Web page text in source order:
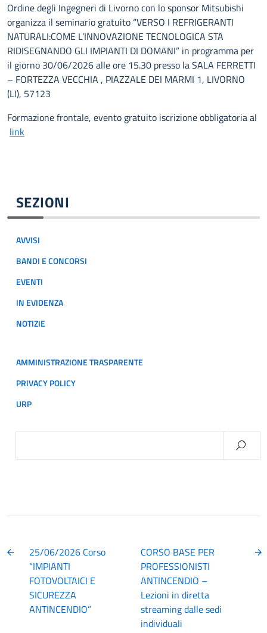
SEZIONI
AVVISI
BANDI E CONCORSI
EVENTI
IN EVIDENZA
NOTIZIE
AMMINISTRAZIONE TRASPARENTE
PRIVACY POLICY
URP
Ordine degli Ingegneri di Livorno con lo sponsor Mitsubishi
organizza il seminario gratuito “VERSO I REFRIGERANTI
NATURALI:COME L’INNOVAZIONE TECNOLOGICA STA
RIDISEGNANDO GLI IMPIANTI DI DOMANI” in programma per
il giorno 30/06/2026 alle ore 15.30 presso la SALA FERRETTI
– FORTEZZA VECCHIA , PIAZZALE DEI MARMI 1, LIVORNO
(LI), 57123
Formazione frontale, evento gratuito iscrizione obbligatoria al
link
25/06/2026 Corso
“IMPIANTI
FOTOVOLTAICI E
SICUREZZA
ANTINCENDIO”
CORSO BASE PER
PROFESSIONISTI
ANTINCENDIO –
Lezioni in diretta
streaming dalle sedi
individuali